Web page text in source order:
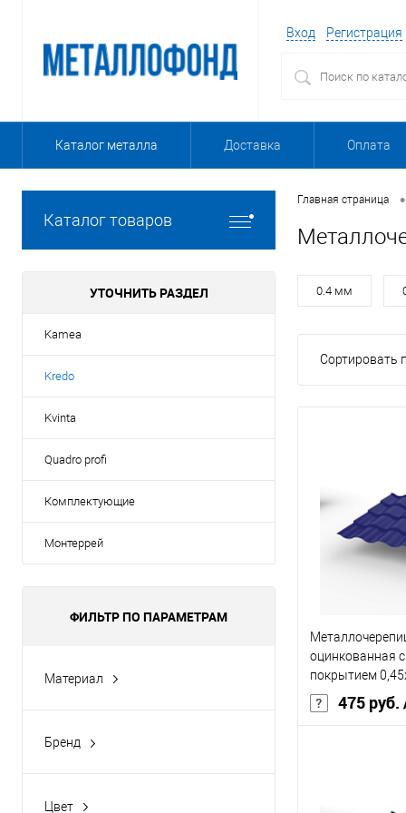
Вход Регистрация
Каталог металла Доставка Оплата
Каталог товаров
УТОЧНИТЬ РАЗДЕЛ
Kamea
Kredo
Kvinta
Quadro profi
Комплектующие
Монтеррей
ФИЛЬТР ПО ПАРАМЕТРАМ
Материал
Бренд
Цвет
Главная страница •
0.4 мм
Сортировать
оцинкованная
покрытием
5002 475 руб.